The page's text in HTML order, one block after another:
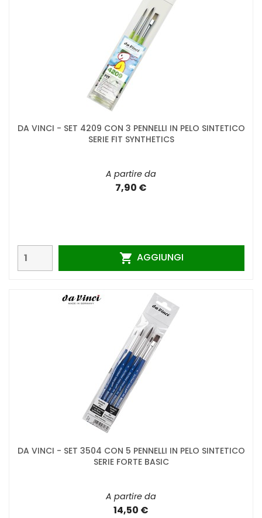
DA VINCI - SET 4209 CON 3 PENNELLI IN PELO SINTETICO
SERIE FIT SYNTHETICS
A partire da
7,90 €
 AGGIUNGI
DA VINCI - SET 3504 CON 5 PENNELLI IN PELO SINTETICO
SERIE FORTE BASIC
A partire da
14,50 €